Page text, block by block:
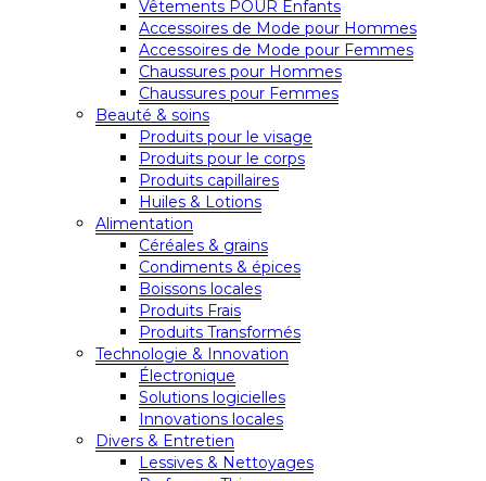
Vêtements POUR Enfants
Accessoires de Mode pour Hommes
Accessoires de Mode pour Femmes
Chaussures pour Hommes
Chaussures pour Femmes
Beauté & soins
Produits pour le visage
Produits pour le corps
Produits capillaires
Huiles & Lotions
Alimentation
Céréales & grains
Condiments & épices
Boissons locales
Produits Frais
Produits Transformés
Technologie & Innovation
Électronique
Solutions logicielles
Innovations locales
Divers & Entretien
Lessives & Nettoyages